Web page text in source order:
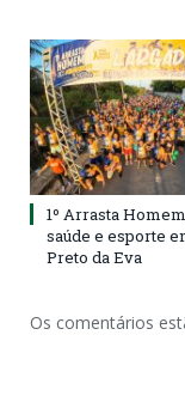
1º Arrasta
saúde e esporte
Preto da Eva
Os comentários